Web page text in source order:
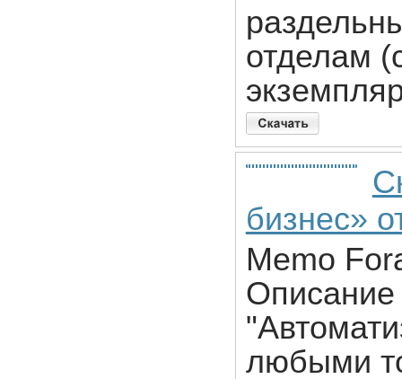
отделам
бизнес»
Memo
Описание
любыми